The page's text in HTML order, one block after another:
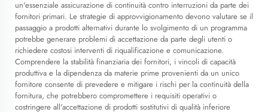
un'essenziale assicurazione di continuità contro interruzioni da parte dei
fornitori primari. Le strategie di approvvigionamento devono valutare se il
passaggio a prodotti alternativi durante lo svolgimento di un programma
potrebbe generare problemi di accettazione da parte degli utenti o
richiedere costosi interventi di riqualificazione e comunicazione.
Comprendere la stabilità finanziaria dei fornitori, i vincoli di capacità
produttiva e la dipendenza da materie prime provenienti da un unico
fornitore consente di prevedere e mitigare i rischi per la continuità della
fornitura, che potrebbero compromettere i requisiti operativi o
costringere all'accettazione di prodotti sostitutivi di qualità inferiore